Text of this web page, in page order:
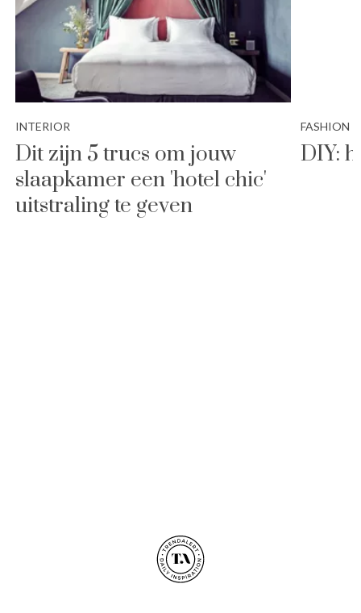
INTERIOR
Dit zijn 5 trucs om jouw
slaapkamer een 'hotel chic'
uitstraling te geven
FASHION
DIY: